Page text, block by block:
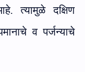
त्यामुळे दक्षिण
व पर्जन्याचे